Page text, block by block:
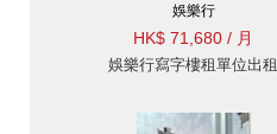
娛樂行
HK$ 71,680 / 月
娛樂行寫字樓租單位出租